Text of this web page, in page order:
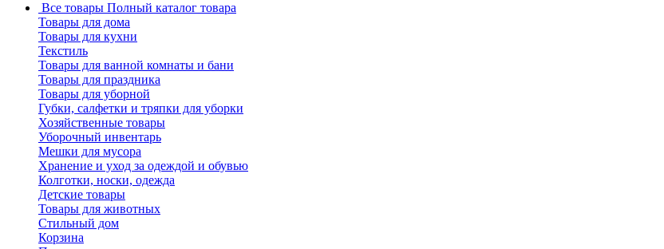
Все товары Полный каталог товара
Товары для дома
Товары для кухни
Текстиль
Товары для ванной комнаты и бани
Товары для праздника
Товары для уборной
Губки, салфетки и тряпки для уборки
Хозяйственные товары
Уборочный инвентарь
Мешки для мусора
Хранение и уход за одеждой и обувью
Колготки, носки, одежда
Детские товары
Товары для животных
Стильный дом
Корзина